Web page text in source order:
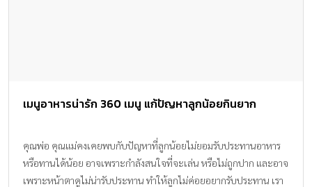
เมนูอาหารน่ารัก 360 เมนู แก้ปัญหาลูกน้อยกินยาก
คุณพ่อ คุณแม่คงเคยพบกับปัญหาที่ลูกน้อยไม่ยอมรับประทานอาหาร
หรือทานได้น้อย อาจเพราะกำลังสนใจที่จะเล่น หรือไม่ถูกปาก และอาจ
เพราะหน้าตาดูไม่น่ารับประทาน ทำให้ลูกไม่ค่อยอยากรับประทาน เรา